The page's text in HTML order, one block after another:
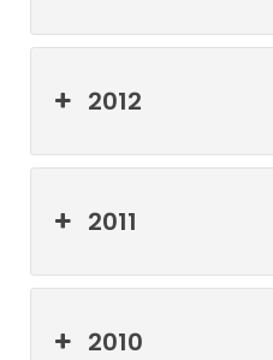
2012
2011
2010